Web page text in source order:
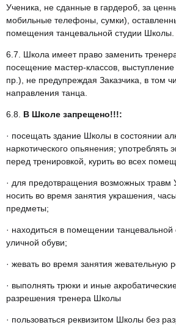
Ученика, не сданные в гардероб, за
мобильные телефоны, сумки),
помещения танцевальной студии Школы.
6.7. Школа имеет право заменить
посещение мастер-классов,
пр.), не предупреждая Заказчика, в том
направления танца.
6.8. В Школе запрещено!!!:
· посещать здание Школы в состоянии
наркотического опьянения; употреблять
перед тренировкой, курить во всех
· для предотвращения возможных травм
носить во время занятия украшения,
предметы;
· находиться в помещении
уличной обуви;
· жевать во время занятия жевательную
· выполнять трюки и иные
разрешения тренера Школы
· пользоваться реквизитом Школы без